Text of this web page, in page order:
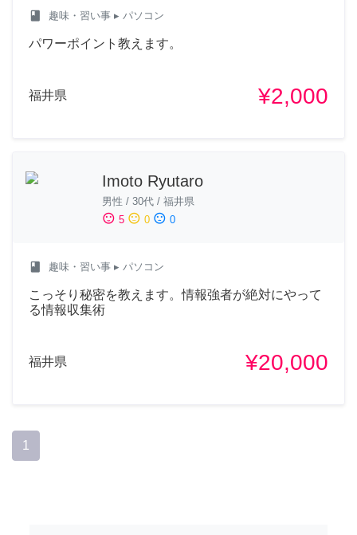
class 趣味・習い事 ▸ パソコン
パワーポイント教えます。
福井県 ¥2,000
Imoto Ryutaro
男性 / 30代 / 福井県
sentiment_satisfied 5 sentiment_neutral 0 sentiment_dissatisfied 0
class 趣味・習い事 ▸ パソコン
こっそり秘密を教えます。情報強者が絶対にやって
る情報収集術
福井県 ¥20,000
1